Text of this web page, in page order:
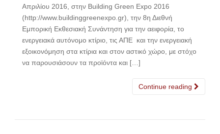
Απριλίου 2016, στην Building Green Expo 2016
(http://www.buildinggreenexpo.gr), την 8η Διεθνή
Εμπορική Εκθεσιακή Συνάντηση για την αειφορία, το
ενεργειακά αυτόνομο κτίριο, τις ΑΠΕ και την ενεργειακή
εξοικονόμηση στα κτίρια και στον αστικό χώρο, με στόχο
να παρουσιάσουν τα προϊόντα και […]
Continue reading